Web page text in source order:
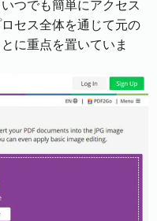
つでも簡単にアクセス
セス全体を通じて元の
に重点を置いていま